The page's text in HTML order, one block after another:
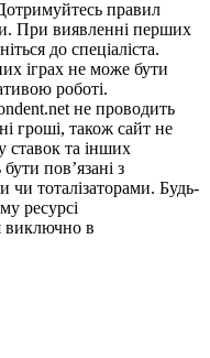
правил
При виявленні перших
до спеціаліста.
іграх не може бути
роботі.
не проводить
гроші, також сайт не
ставок та інших
пов’язані з
чи тоталізаторами. Будь-
ресурсі
виключно в